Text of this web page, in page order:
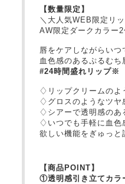
【数量限定】
＼大人気WEB限定リ
AW限定ダークカラー2
唇をケアしながらいつ
血色感のあるぷるむち
#24時間盛れリップ※
♢リップクリームのよ
♢グロスのようなツヤ
♢シアーで透明感のあ
♢いつでも手軽に血色
欲しい機能をぎゅっと
【商品POINT】
①透明感引き立てカラ